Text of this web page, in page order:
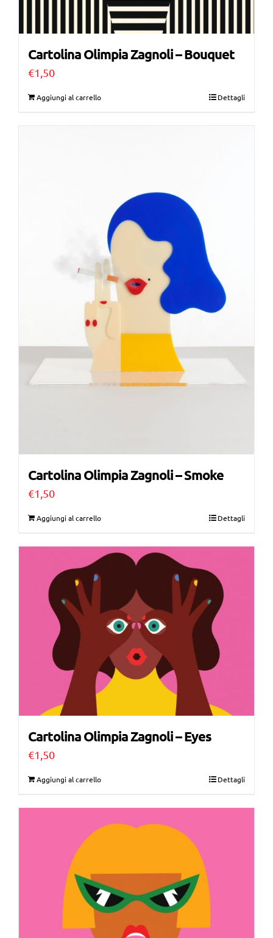
Cartolina Olimpia Zagnoli – Bouquet
€1,50
Aggiungi al carrello Dettagli
Cartolina Olimpia Zagnoli – Smoke
€1,50
Aggiungi al carrello Dettagli
Cartolina Olimpia Zagnoli – Eyes
€1,50
Aggiungi al carrello Dettagli